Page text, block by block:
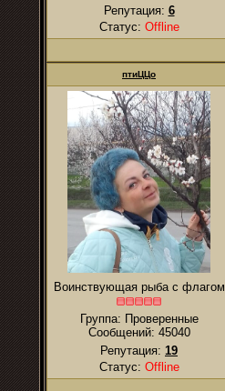
Репутация: 6
Статус: Offline
птиЦЦо
Воинствующая рыба с флагом
Группа: Проверенные
Сообщений: 45040
Репутация: 19
Статус: Offline